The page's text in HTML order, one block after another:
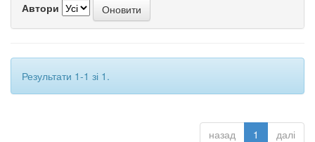
Автори
Результати 1-1 зі 1.
назад 1 далі